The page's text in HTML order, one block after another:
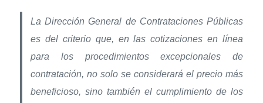
La Dirección General de Contrataciones Públicas
es del criterio que, en las cotizaciones en línea
para los procedimientos excepcionales de
contratación, no solo se considerará el precio más
beneficioso, sino también el cumplimiento de los